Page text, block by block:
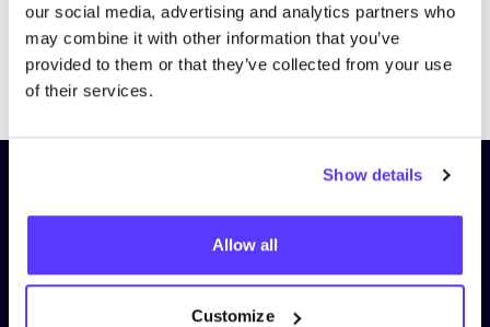
our social media, advertising and analytics partners who
may combine it with other information that you’ve
provided to them or that they’ve collected from your use
of their services.
Show details
Allow all
Customize
PreviousNext
Schrijf je in op onze nieuwsbrief
en blijf op de hoogte!
Voornaam*